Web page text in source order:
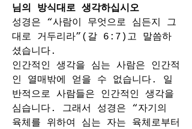
님의 방식대로 생각하십시오
성경은 “사람이 무엇으로 심든지 그
대로 거두리라”(갈 6:7)고 말씀하
셨습니다.
인간적인 생각을 심는 사람은 인간적
인 열매밖에 얻을 수 없습니다. 일
반적으로 사람들은 인간적인 생각을
심습니다. 그래서 성경은 “자기의
육체를 위하여 심는 자는 육체로부터